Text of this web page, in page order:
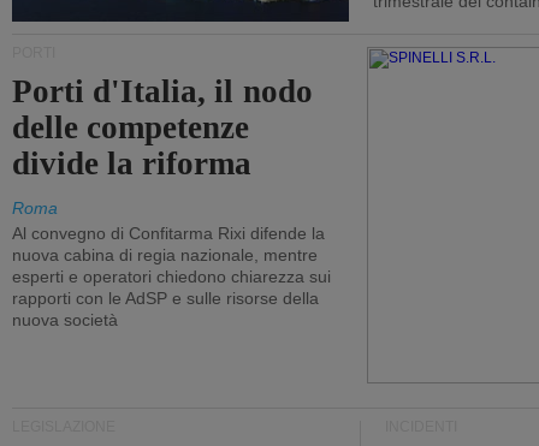
Porti d'Italia, il nodo
delle competenze
divide la riforma
Roma
Al convegno di Confitarma Rixi difende la
nuova cabina di regia nazionale, mentre
esperti e operatori chiedono chiarezza sui
rapporti con le AdSP e sulle risorse della
nuova società